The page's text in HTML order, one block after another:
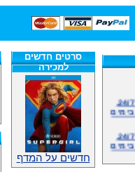
סרטים חדשים
למכירה
חדשים על המדף